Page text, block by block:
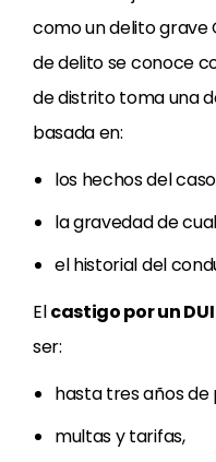
como un delito grave
de delito se conoce
de distrito toma una
basada en:
los hechos del
la gravedad de
el historial del
Elcastigo por un
ser:
hasta tres años de
multas y tarifas,